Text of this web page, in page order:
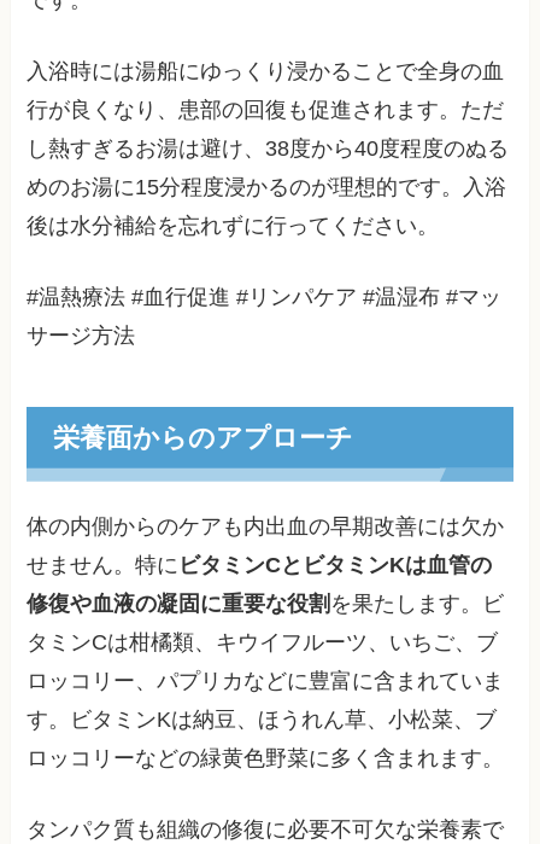
入浴時には湯船にゆっくり浸かることで全身の血
行が良くなり、患部の回復も促進されます。ただ
し熱すぎるお湯は避け、38度から40度程度のぬる
めのお湯に15分程度浸かるのが理想的です。入浴
後は水分補給を忘れずに行ってください。
#温熱療法 #血行促進 #リンパケア #温湿布 #マッ
サージ方法
栄養面からのアプローチ
体の内側からのケアも内出血の早期改善には欠か
せません。特に ビタミンCとビタミンKは血管の
修復や血液の凝固に重要な役割 を果たします。ビ
タミンCは柑橘類、キウイフルーツ、いちご、ブ
ロッコリー、パプリカなどに豊富に含まれていま
す。ビタミンKは納豆、ほうれん草、小松菜、ブ
ロッコリーなどの緑黄色野菜に多く含まれます。
タンパク質も組織の修復に必要不可欠な栄養素で